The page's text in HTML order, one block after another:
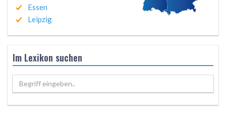
Essen
Leipzig
Im Lexikon suchen
Begriff eingeben..